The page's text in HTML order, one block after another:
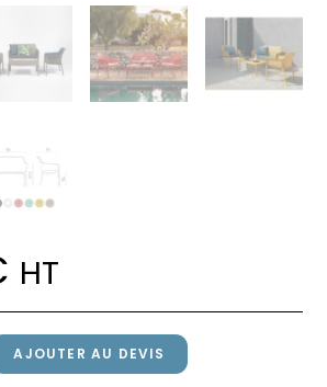
HT
AJOUTER AU DEVIS